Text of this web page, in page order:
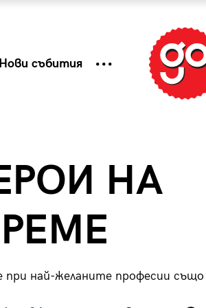
Нови събития
НА
най-желаните професии също
как
Tender